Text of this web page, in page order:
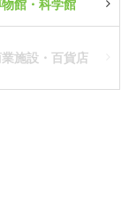
館・科学館
施設・百貨店